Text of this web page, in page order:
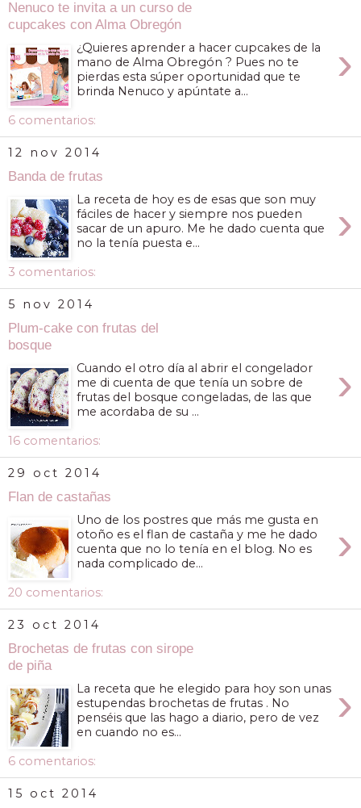
Nenuco te invita a un curso de
cupcakes con Alma Obregón
›
¿Quieres aprender a hacer cupcakes de la
mano de Alma Obregón ? Pues no te
pierdas esta súper oportunidad que te
brinda Nenuco y apúntate a...
6 comentarios:
12 nov 2014
Banda de frutas
›
La receta de hoy es de esas que son muy
fáciles de hacer y siempre nos pueden
sacar de un apuro. Me he dado cuenta que
no la tenía puesta e...
3 comentarios:
5 nov 2014
Plum-cake con frutas del
bosque
›
Cuando el otro día al abrir el congelador
me di cuenta de que tenía un sobre de
frutas del bosque congeladas, de las que
me acordaba de su ...
16 comentarios:
29 oct 2014
Flan de castañas
›
Uno de los postres que más me gusta en
otoño es el flan de castaña y me he dado
cuenta que no lo tenía en el blog. No es
nada complicado de...
20 comentarios:
23 oct 2014
Brochetas de frutas con sirope
de piña
›
La receta que he elegido para hoy son unas
estupendas brochetas de frutas . No
penséis que las hago a diario, pero de vez
en cuando no es...
6 comentarios:
15 oct 2014